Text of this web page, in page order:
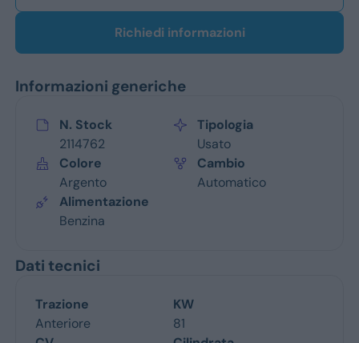
Dacia
Renault
Opel
Vedi tutti i marchi
Richiedi informazioni
Informazioni generiche
N. Stock
2114762
Tipologia
Usato
Colore
Argento
Cambio
Automatico
Alimentazione
Benzina
Dati tecnici
Trazione
Anteriore
KW
81